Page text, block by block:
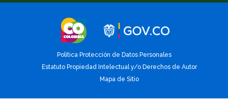
Política Protección de Datos Personales
Estatuto Propiedad Intelectual y/o Derechos de Autor
Mapa de Sitio